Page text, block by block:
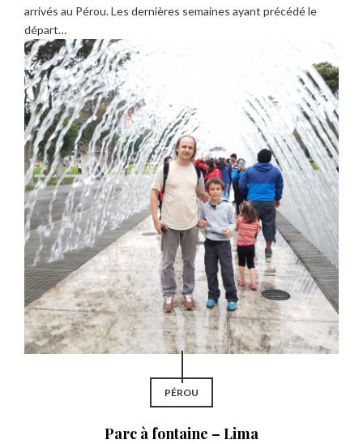
arrivés au Pérou. Les dernières semaines ayant précédé le
départ…
PÉROU
Parc à fontaine – Lima